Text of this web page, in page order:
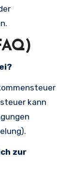
kann
zur